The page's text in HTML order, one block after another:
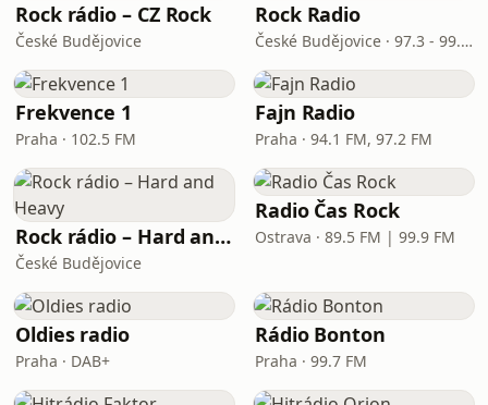
Rock rádio – CZ Rock
České Budějovice
Rock Radio
České Budějovice · 97.3 - 99.7 FM
Frekvence 1
Praha · 102.5 FM
Fajn Radio
Praha · 94.1 FM, 97.2 FM
Rock rádio – Hard and Heavy
České Budějovice
Radio Čas Rock
Ostrava · 89.5 FM | 99.9 FM
Oldies radio
Praha · DAB+
Rádio Bonton
Praha · 99.7 FM